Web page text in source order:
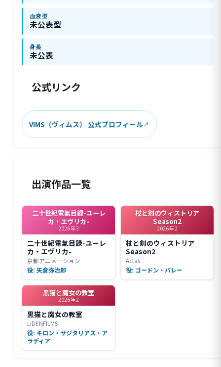
血液型
未公表型
身長
未公表
公式リンク
VIMS（ヴィムス） 公式プロフィール
出演作品一覧
二十世紀電氣目録-ユーレ
カ・エヴリカ-
2026年3
二十世紀電氣目録-ユーレ
カ・エヴリカ-
京都アニメーション
役: 矢倉弥治郎
杖と剣のウィストリア
Season2
2026年2
杖と剣のウィストリア
Season2
Actas
役: ゴードン・バレー
黒猫と魔女の教室
2026年2
黒猫と魔女の教室
LIDENFILMS
役: キロン・サジタリアス・ア
ラディア